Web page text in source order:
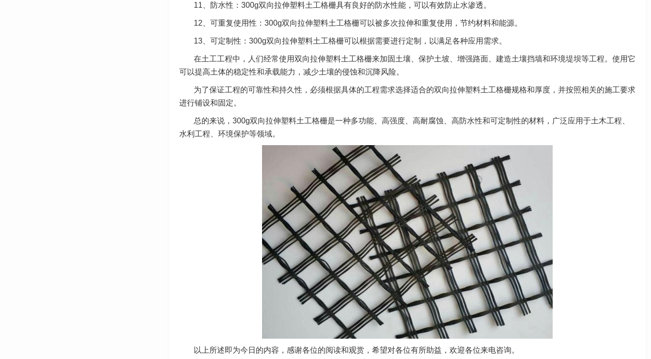
11、防水性：300g双向拉伸塑料土工格栅具有良好的防水性能，可以有效防止水渗透。
12、可重复使用性：300g双向拉伸塑料土工格栅可以被多次拉伸和重复使用，节约材料和能源。
13、可定制性：300g双向拉伸塑料土工格栅可以根据需要进行定制，以满足各种应用需求。
在土工工程中，人们经常使用双向拉伸塑料土工格栅来加固土壤、保护土坡、增强路面、建造土壤挡墙和环境堤坝等工程。使用它
可以提高土体的稳定性和承载能力，减少土壤的侵蚀和沉降风险。
为了保证工程的可靠性和持久性，必须根据具体的工程需求选择适合的双向拉伸塑料土工格栅规格和厚度，并按照相关的施工要求
进行铺设和固定。
总的来说，300g双向拉伸塑料土工格栅是一种多功能、高强度、高耐腐蚀、高防水性和可定制性的材料，广泛应用于土木工程、
水利工程、环境保护等领域。
以上所述即为今日的内容，感谢各位的阅读和观赏，希望对各位有所助益，欢迎各位来电咨询。